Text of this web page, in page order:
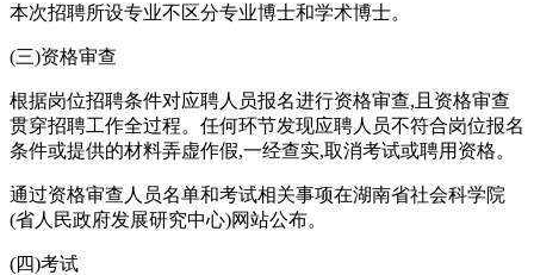
本次招聘所设专业不区分专业博士和学术博士。
(三)资格审查
根据岗位招聘条件对应聘人员报名进行资格审查,且资格审查
贯穿招聘工作全过程。任何环节发现应聘人员不符合岗位报名
条件或提供的材料弄虚作假,一经查实,取消考试或聘用资格。
通过资格审查人员名单和考试相关事项在湖南省社会科学院
(省人民政府发展研究中心)网站公布。
(四)考试